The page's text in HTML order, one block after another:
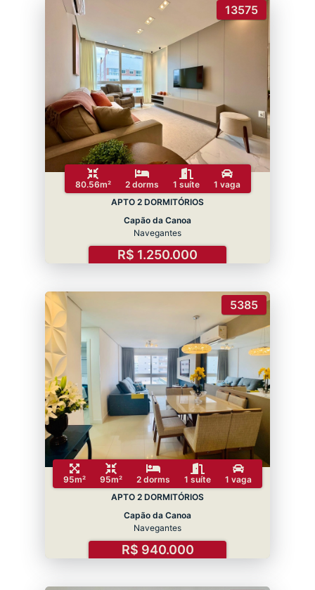
13575
80.56m² 2 dorms 1 suíte
1 vaga
APTO 2 DORMITÓRIOS
Capão da Canoa
Navegantes
R$ 1.250.000
5385
95m² 95m² 2 dorms 1 suíte
1 vaga
APTO 2 DORMITÓRIOS
Capão da Canoa
Navegantes
R$ 940.000